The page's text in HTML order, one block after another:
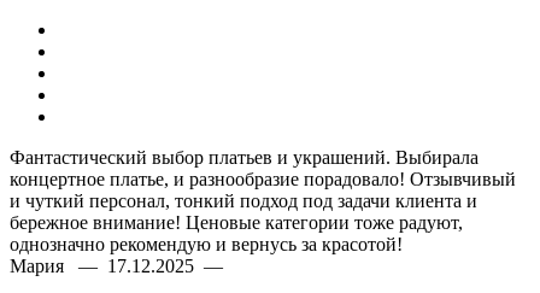
Фантастический выбор платьев и украшений. Выбирала
концертное платье, и разнообразие порадовало! Отзывчивый
и чуткий персонал, тонкий подход под задачи клиента и
бережное внимание! Ценовые категории тоже радуют,
однозначно рекомендую и вернусь за красотой!
Мария — 17.12.2025 —